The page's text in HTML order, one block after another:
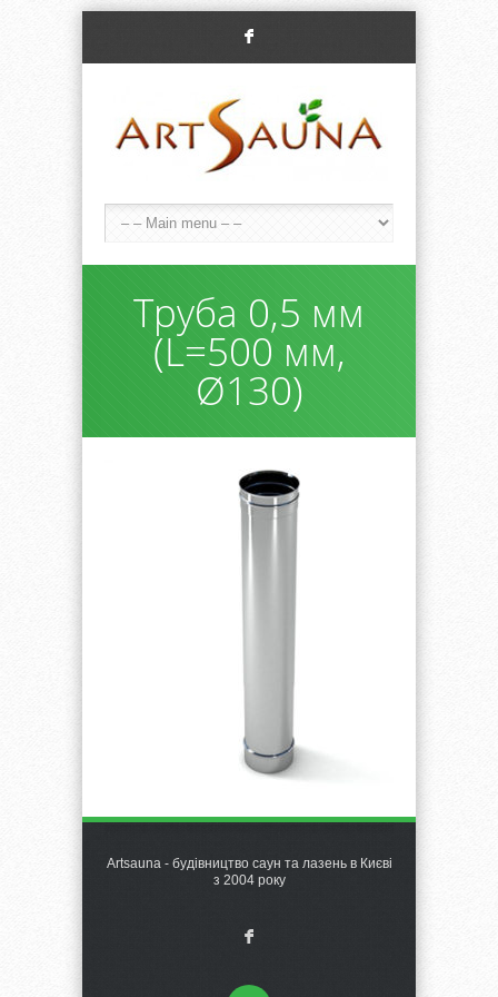
F
Труба 0,5 мм
(L=500 мм,
Ø130)
Artsauna - будівництво саун та лазень в Києві
з 2004 року
F